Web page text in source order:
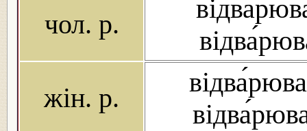
чол. р.
жін. р.